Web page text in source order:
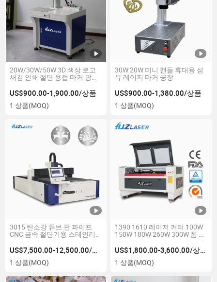
20W/30W/50W 3D 색상 로고
새김 인쇄 절단 용접 마커 광학
미니 창 보석 플라스틱 펜 금속
CO2 UV 섬유 레이저 마킹 기계
가격
US$900.00-1,900.00/상품
1 상품(MOQ)
30W 20W 미니 핸들 휴대용 섬
유 레이저 마커 공장
US$900.00-1,380.00/상품
1 상품(MOQ)
3015 탄소강 튜브 판 파이프
CNC 금속 절단기용 스테인리
스 스틸 알루미늄 금속 레이저
커터 평면 섬유 시트 절단기
3000W 6000W
US$7,500.00-12,500.00/상품
1 상품(MOQ)
1390 1610 레이저 커터 100W
150W 180W 260W 300W 폼 플
라스틱 섬유 종이 MDF 가죽 아
크릴 나무 직물 CNC CO2 레이
저 조각기
US$1,800.00-3,600.00/상품
1 상품(MOQ)